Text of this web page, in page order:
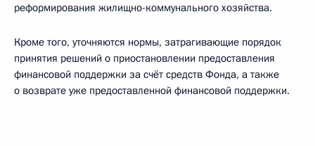
реформирования жилищно-коммунального хозяйства.
Кроме того, уточняются нормы, затрагивающие порядок
принятия решений о приостановлении предоставления
финансовой поддержки за счёт средств Фонда, а также
о возврате уже предоставленной финансовой поддержки.